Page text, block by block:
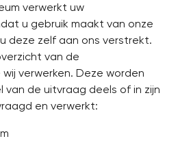
verwerkt uw
u gebruik maakt van onze
deze zelf aan ons verstrekt.
van de
verwerken. Deze worden
van de uitvraag deels of in zijn
en verwerkt: